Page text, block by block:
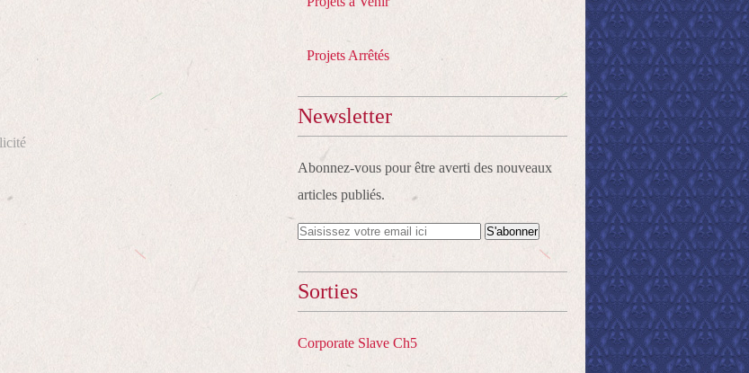
Projets Arrêtés
Newsletter
Abonnez-vous pour être averti des nouveaux
articles publiés.
Sorties
Corporate Slave Ch5